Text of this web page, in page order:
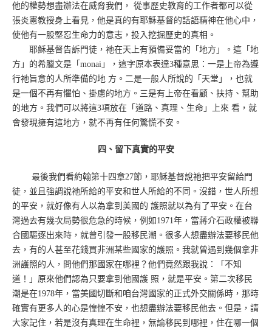
他的權勢想盡辦法在威脅我們， 從事歷史教育的工作者都可以從
張炎憲教授身上看見，他是真的有耶穌基督的話語精神在他心中，
使他有一股堅忍生命力的意志，投入挖掘歷史的真相。
耶穌基督告訴門徒，祂在天上有預備妥當的「地方」。這「地
方」的希臘文是「monai」，這字原本表達3種意思：一是上帝為遵
行祂旨意的人所準備的地 方。二是一般人所說的「天堂」，也就
是一個不再有懼怕、掛慮的地方。三是有上帝在看顧、扶持、幫助
的地方。我們可以將這3項放在「道路、真理、生命」上來 看，就
會發現擁有這地方，就不再有任何驚慌不安。
四、留下真實的平安
最後我們看約翰第十四章27節，耶穌基督說祂把平安留給門
徒，並且強調說祂所給的平安和世人所給的不同。沒錯，世人所想
的平安，就好像有人以為拿到美國的 護照就以為有了平安。在台
灣過去有幾次局勢很危急的時候，例如1971年，當蔣介石政權被聯
合國驅逐出來時，就曾引發一股移民潮。很多人想盡辦法要移民他
去，有的人甚至花錢買非洲某些國家的護照。我就曾遇到幾個拿非
洲護照的人，問他們那國家在哪裡？他們竟然跟我說：「不知
道！」原來他們認為只要拿到他國護 照，就是平安。第二次移民
潮是在1978年，當美國切斷和咱台灣國家的正式外交關係時，那時
確實有更多人的心是惶惶不安，也想盡辦法要移民他去。但是，請
大家記住，若是沒有真理在生命裡，無論移民到哪裡，住在哪一個